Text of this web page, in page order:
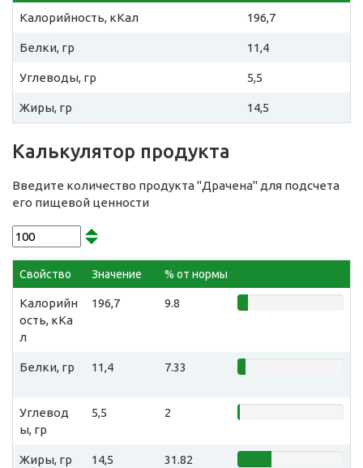
Калорийность, кКал 196,7
Белки, гр 11,4
Углеводы, гр 5,5
Жиры, гр 14,5
Калькулятор продукта
Введите количество продукта "Драчена" для подсчета
его пищевой ценности
Свойство Значение % от нормы
Калорийн
ость, кКа
л
196,7 9.8
Белки, гр 11,4 7.33
Углевод
ы, гр
5,5 2
Жиры, гр 14,5 31.82